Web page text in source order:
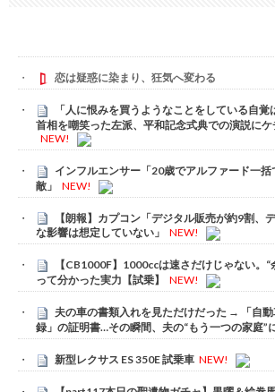
恋は疑惑に染まり、狂気へ変わる
「人に恨みを買うようなことをしている自
首相を嘲笑った左派、平和記念式典での演説に
NEW!
インフルエンサー「20歳でアルファード一
敵」
NEW!
【朗報】カプコン「デジタル販売が約9割、
な影響は想定していない」
NEW!
【CB1000F】1000ccは速さだけじゃない。
って分かった実力【試乗】
NEW!
夫の車の書類入れを見ただけだった → 「自
録」の証明書…その瞬間、夫の“もう一つの家庭”
新型レクサス ES 350E 試乗車 NEW!